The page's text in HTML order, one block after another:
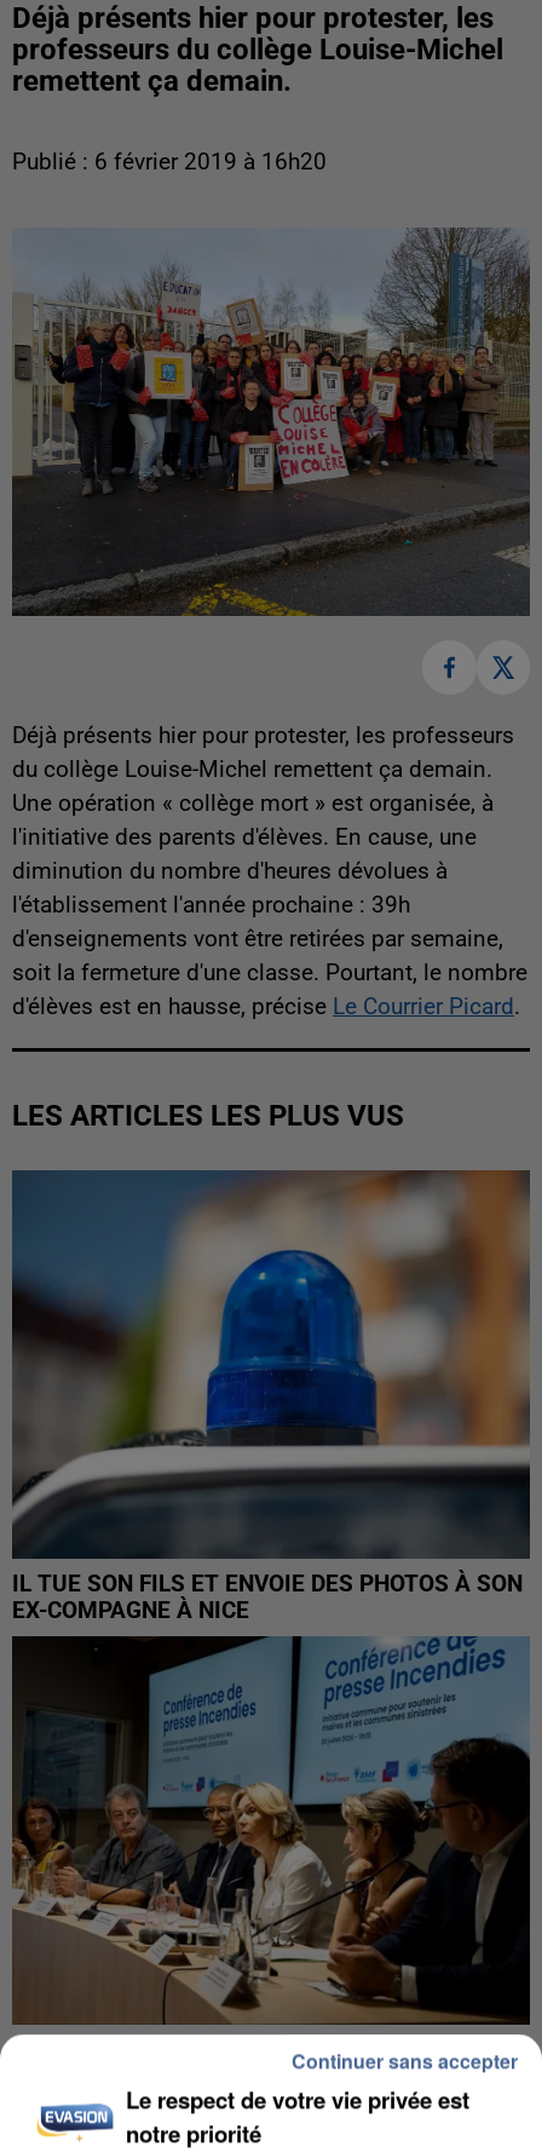
Déjà présents hier pour protester, les
professeurs du collège Louise-Michel
remettent ça demain.
Publié : 6 février 2019 à 16h20
Déjà présents hier pour protester, les professeurs
du collège Louise-Michel remettent ça demain.
Une opération « collège mort » est organisée, à
l'initiative des parents d'élèves. En cause, une
diminution du nombre d'heures dévolues à
l'établissement l'année prochaine : 39h
d'enseignements vont être retirées par semaine,
soit la fermeture d'une classe. Pourtant, le nombre
d'élèves est en hausse, précise Le Courrier Picard.
LES ARTICLES LES PLUS VUS
IL TUE SON FILS ET ENVOIE DES PHOTOS À SON
EX-COMPAGNE À NICE
INCENDIES : L’ÎLE-DE-FRANCE LANCE UN ÉLAN
DE SOLIDARITÉ AVEC LES...
Le respect de votre vie privée est
notre priorité
Continuer sans accepter